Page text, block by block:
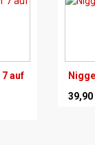
auf
39,90